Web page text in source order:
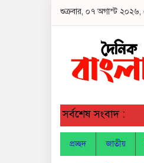
শুক্রবার, ০৭ অগাস্ট
সর্বশেষ সংবাদ :
প্রচ্ছদ জাতীয়